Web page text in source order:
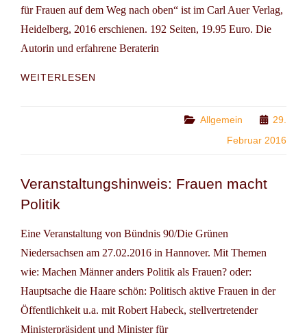
für Frauen auf dem Weg nach oben“ ist im Carl Auer Verlag,
Heidelberg, 2016 erschienen. 192 Seiten, 19.95 Euro. Die
Autorin und erfahrene Beraterin
WEITERLESEN
HERAUSFORDERUNG
FRAUEN
WEG
Categories
Allgemein
29.
Februar 2016
Veranstaltungshinweis: Frauen macht
Politik
Eine Veranstaltung von Bündnis 90/Die Grünen
Niedersachsen am 27.02.2016 in Hannover. Mit Themen
wie: Machen Männer anders Politik als Frauen? oder:
Hauptsache die Haare schön: Politisch aktive Frauen in der
Öffentlichkeit u.a. mit Robert Habeck, stellvertretender
Ministerpräsident und Minister für